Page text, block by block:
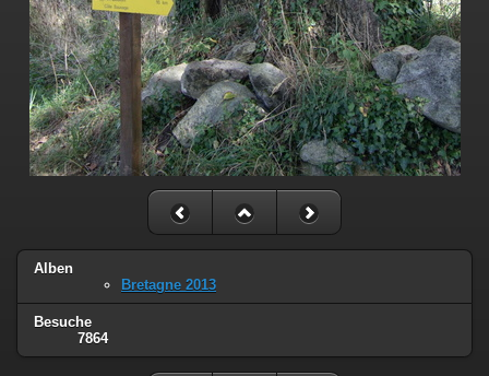
Alben
Bretagne 2013
Besuche
7864